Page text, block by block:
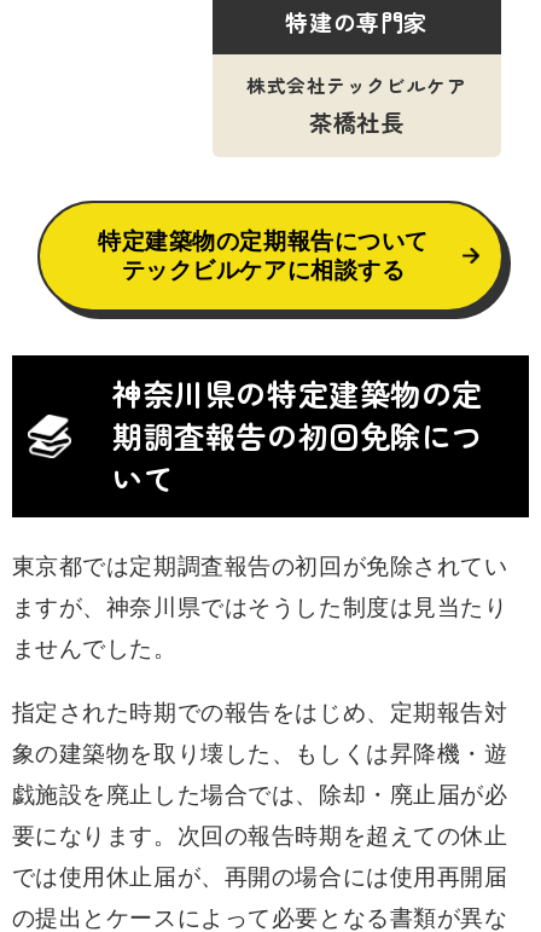
特建の専門家
株式会社テックビルケア
茶橋社長
特定建築物の定期報告について
テックビルケアに相談する
神奈川県の特定建築物の定
期調査報告の初回免除につ
いて
東京都では定期調査報告の初回が免除されてい
ますが、神奈川県ではそうした制度は見当たり
ませんでした。
指定された時期での報告をはじめ、定期報告対
象の建築物を取り壊した、もしくは昇降機・遊
戯施設を廃止した場合では、除却・廃止届が必
要になります。次回の報告時期を超えての休止
では使用休止届が、再開の場合には使用再開届
の提出とケースによって必要となる書類が異な